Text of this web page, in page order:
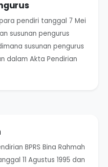
pendiri tanggal 7 Mei
susunan pengurus
susunan pengurus
dalam Akta Pendirian
BPRS Bina Rahmah
11 Agustus 1995 dan